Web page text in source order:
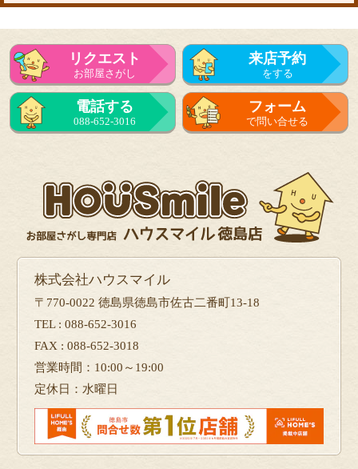
リクエスト
お部屋さがし
来店予約
をする
電話する
088-652-3016
フォーム
で問い合せる
株式会社ハウスマイル
〒770-0022 徳島県徳島市佐古二番町13-18
TEL : 088-652-3016
FAX : 088-652-3018
営業時間：10:00～19:00
定休日：水曜日